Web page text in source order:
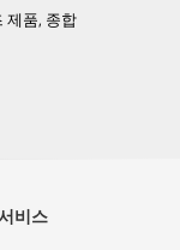
제품, 종합
비스